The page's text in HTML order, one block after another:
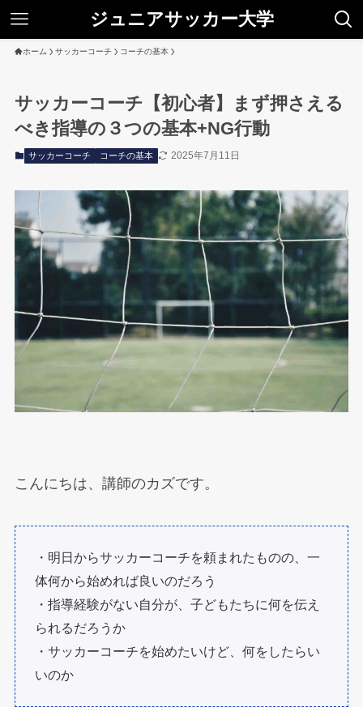
ジュニアサッカー大学
ホーム サッカーコーチ コーチの基本
サッカーコーチ【初心者】まず押さえる
べき指導の３つの基本+NG行動
サッカーコーチ コーチの基本 2025年7月11日
こんにちは、講師のカズです。
・明日からサッカーコーチを頼まれたものの、一
体何から始めれば良いのだろう
・指導経験がない自分が、子どもたちに何を伝え
られるだろうか
・サッカーコーチを始めたいけど、何をしたらい
いのか